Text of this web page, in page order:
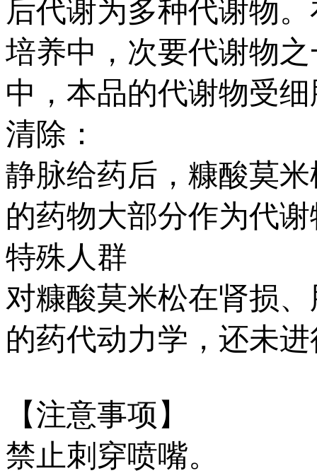
后代谢为多种代谢物
培养中，次要代谢物
中，本品的代谢物受
清除：
静脉给药后，糠酸莫
的药物大部分作为代
特殊人群
对糠酸莫米松在肾损
的药代动力学，还未
【注意事项】
禁止刺穿喷嘴。